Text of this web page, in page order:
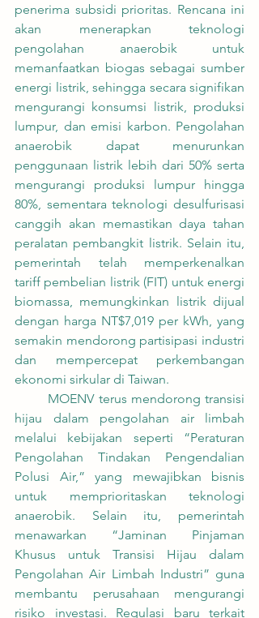
penerima subsidi prioritas. Rencana ini
akan menerapkan teknologi
pengolahan anaerobik untuk
memanfaatkan biogas sebagai sumber
energi listrik, sehingga secara signifikan
mengurangi konsumsi listrik, produksi
lumpur, dan emisi karbon. Pengolahan
anaerobik dapat menurunkan
penggunaan listrik lebih dari 50% serta
mengurangi produksi lumpur hingga
80%, sementara teknologi desulfurisasi
canggih akan memastikan daya tahan
peralatan pembangkit listrik. Selain itu,
pemerintah telah memperkenalkan
tariff pembelian listrik (FIT) untuk energi
biomassa, memungkinkan listrik dijual
dengan harga NT$7,019 per kWh, yang
semakin mendorong partisipasi industri
dan mempercepat perkembangan
ekonomi sirkular di Taiwan.
hijau dalam pengolahan air limbah
melalui kebijakan seperti “Peraturan
Pengolahan Tindakan Pengendalian
Polusi Air,” yang mewajibkan bisnis
untuk memprioritaskan teknologi
anaerobik. Selain itu, pemerintah
menawarkan “Jaminan Pinjaman
Khusus untuk Transisi Hijau dalam
Pengolahan Air Limbah Industri” guna
membantu perusahaan mengurangi
risiko investasi. Regulasi baru terkait